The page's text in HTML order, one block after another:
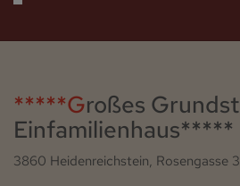
*****Großes Grundstück mit altem
Einfamilienhaus*****
3860 Heidenreichstein, Rosengasse 3